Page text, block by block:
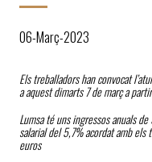
06-Març-2023
Els treballadors han convocat
a aquest dimarts 7 de març a
Lumsa té uns ingressos anuals
salarial del 5,7% acordat amb
euros